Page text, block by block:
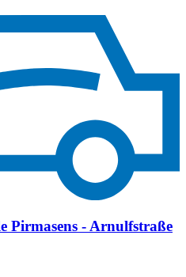
Pirmasens - Arnulfstraße